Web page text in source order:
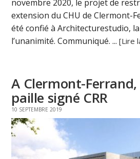
novembre 2020, le projet de
extension du CHU de Clermont-
été confié à Architecturestudio,
l’unanimité. Communiqué. ...[Lire
A Clermont-Ferrand,
paille signé CRR
10 SEPTEMBRE 2019